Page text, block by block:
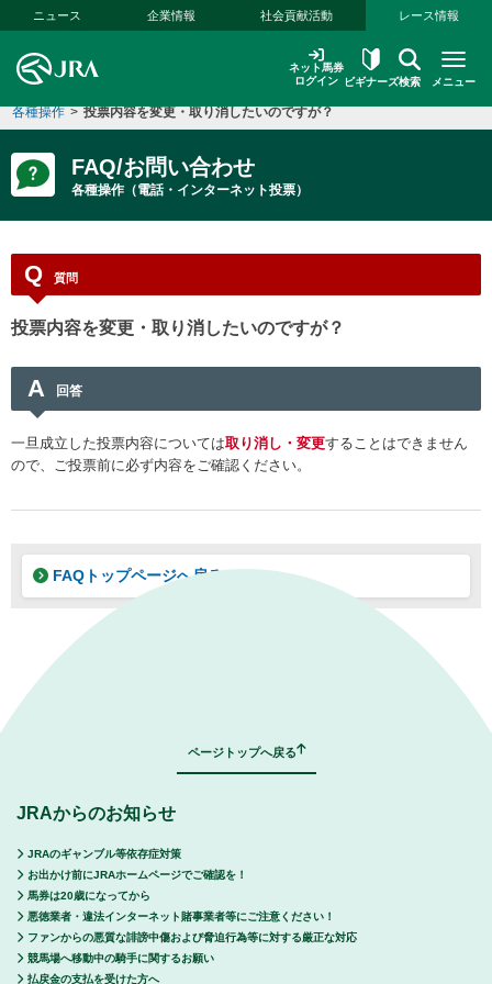
本文へ移動する
ニュース 企業情報 社会貢献活動 レース情報
ネット馬券
ログイン
ビギナーズ検索 メニュー
各種操作 > 投票内容を変更・取り消したいのですが？
FAQ/お問い合わせ
各種操作（電話・インターネット投票）
Q 質問
投票内容を変更・取り消したいのですが？
A 回答
一旦成立した投票内容については取り消し・変更することはできません
ので、ご投票前に必ず内容をご確認ください。
FAQトップページへ戻る
ページトップへ戻る
JRAからのお知らせ
JRAのギャンブル等依存症対策
お出かけ前にJRAホームページでご確認を！
馬券は20歳になってから
悪徳業者・違法インターネット賭事業者等にご注意ください！
ファンからの悪質な誹謗中傷および脅迫行為等に対する厳正な対応
競馬場へ移動中の騎手に関するお願い
払戻金の支払を受けた方へ